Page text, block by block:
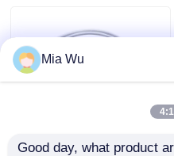
Casi
Sensore riutilizzabile
Mia Wu
Good day, what product